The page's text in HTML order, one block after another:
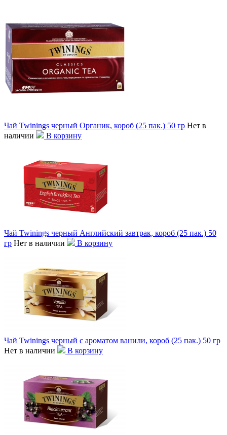
Чай Twinings черный Органик, короб (25 пак.) 50 гр Нет в
наличии
В корзину
Чай Twinings черный Английский завтрак, короб (25 пак.) 50
гр Нет в наличии В корзину
Чай Twinings черный с ароматом ванили, короб (25 пак.) 50 гр
Нет в наличии
В корзину